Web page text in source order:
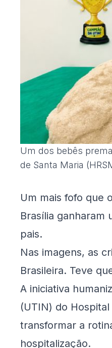
Um dos bebês
de Santa Maria
Um mais fofo que
Brasília ganharam
pais.
Nas imagens, as
Brasileira. Teve
A iniciativa
(UTIN) do
transformar a
hospitalização.